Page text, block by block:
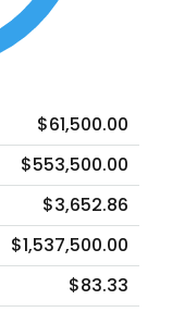
$61,500.00
$553,500.00
$3,652.86
$1,537,500.00
$83.33